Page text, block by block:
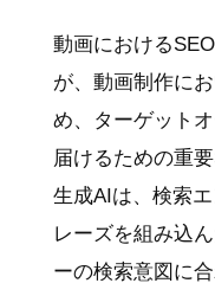
動画における
が、動画制作に
め、ターゲット
届けるための重要
生成AIは、検索
レーズを組み込
ーの検索意図に